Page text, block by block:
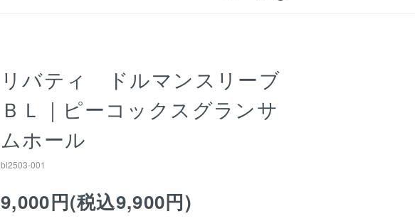
リバティ ドルマンスリーブ
ＢＬ｜ピーコックスグランサ
ムホール
bl2503-001
9,000円(税込9,900円)